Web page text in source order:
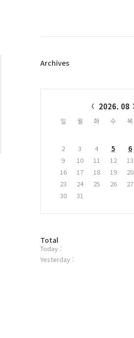
플
Archives
2026. 08
일 월 화 수 목
2
3 4 5 6
9
10 11 12 13
16
17 18 19 20
23
24 25 26 27
30
31
방
문
자
Total
Today :
Yesterday :